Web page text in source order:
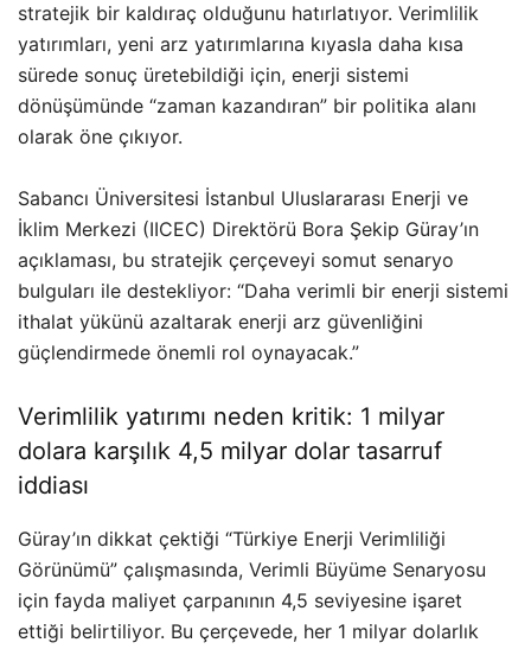
stratejik bir kaldıraç olduğunu hatırlatıyor. Verimlilik
yatırımları, yeni arz yatırımlarına kıyasla daha kısa
sürede sonuç üretebildiği için, enerji sistemi
dönüşümünde “zaman kazandıran” bir politika alanı
olarak öne çıkıyor.
Sabancı Üniversitesi İstanbul Uluslararası Enerji ve
İklim Merkezi (IICEC) Direktörü Bora Şekip Güray’ın
açıklaması, bu stratejik çerçeveyi somut senaryo
bulguları ile destekliyor: “Daha verimli bir enerji sistemi
ithalat yükünü azaltarak enerji arz güvenliğini
güçlendirmede önemli rol oynayacak.”
Verimlilik yatırımı neden kritik: 1 milyar
dolara karşılık 4,5 milyar dolar tasarruf
iddiası
Güray’ın dikkat çektiği “Türkiye Enerji Verimliliği
Görünümü” çalışmasında, Verimli Büyüme Senaryosu
için fayda maliyet çarpanının 4,5 seviyesine işaret
ettiği belirtiliyor. Bu çerçevede, her 1 milyar dolarlık